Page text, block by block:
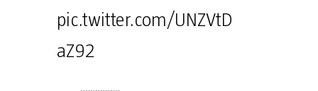
pic.twitter.com/UNZVtD
aZ92